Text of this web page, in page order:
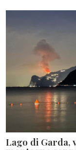
Lago di Garda,